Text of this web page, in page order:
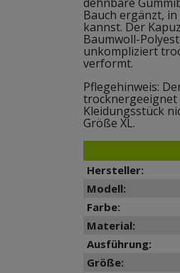
Bauch ergänzt,
kannst. Der
Baumwoll-
unkompliziert
verformt.
Pflegehinweis:
trocknergeeignet
Kleidungsstück
Größe XL.
Hersteller:
Modell:
Farbe:
Material:
Ausführung:
Größe: